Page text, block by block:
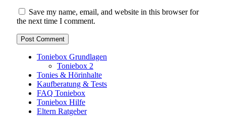
Save my name, email, and website in this browser for
the next time I comment.
Toniebox Grundlagen
Toniebox 2
Tonies & Hörinhalte
Kaufberatung & Tests
FAQ Toniebox
Toniebox Hilfe
Eltern Ratgeber